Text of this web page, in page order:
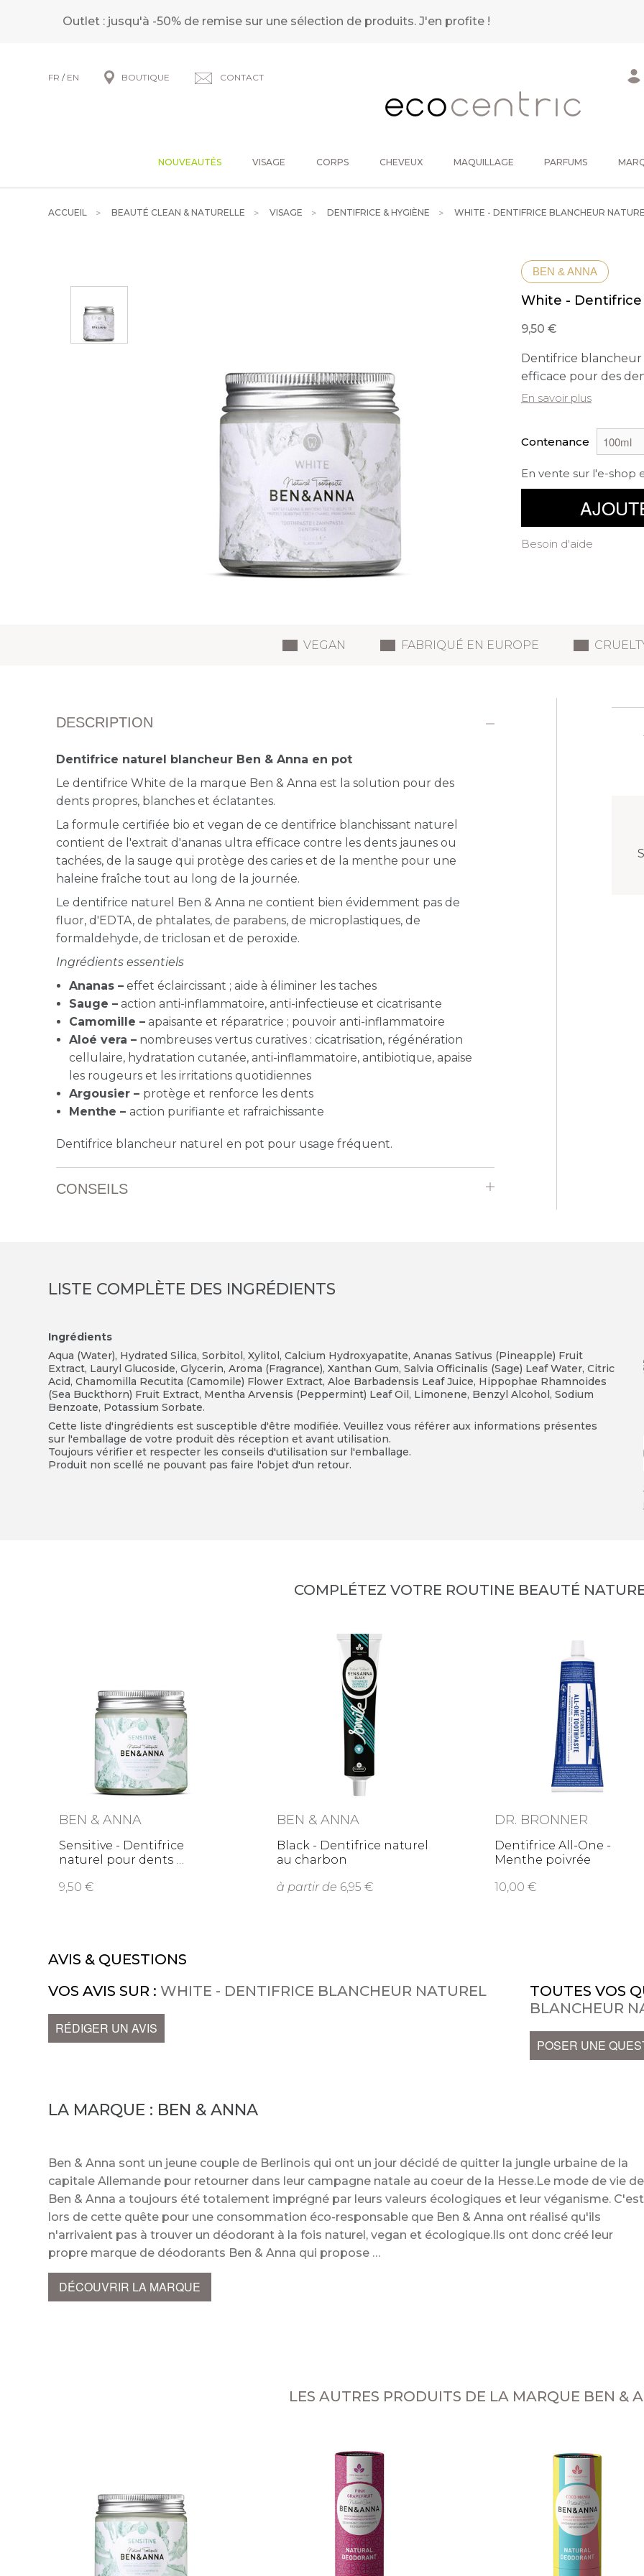
Outlet : jusqu'à -50% de remise sur une sélection de produits.J'en profite !
FR / EN BOUTIQUE CONTACT
NOUVEAUTÉS VISAGE CORPS CHEVEUX MAQUILLAGE PARFUMS
ACCUEIL BEAUTÉ CLEAN & NATURELLE VISAGE DENTIFRICE & HYGIÈNE WHITE - DENTIFRICE BLANCHEUR
BEN & ANNA
White -
9,50
Dentifrice
efficace pour des
En savoir plus
Contenance
En vente sur l'e-shop
Besoin d'aide
VEGAN FABRIQUÉ EN EUROPE
DESCRIPTION
Dentifrice naturel blancheur Ben & Anna en pot
Le dentifrice White de la marque Ben & Anna est la solution pour des
dents propres, blanches et éclatantes.
La formule certifiée bio et vegan de ce dentifrice blanchissant naturel
contient de l'extrait d'ananas ultra efficace contre les dents jaunes ou
tachées, de la sauge qui protège des caries et de la menthe pour une
haleine fraîche tout au long de la journée.
Le dentifrice naturel Ben & Anna ne contient bien évidemment pas de
fluor, d'EDTA, de phtalates, de parabens, de microplastiques, de
formaldehyde, de triclosan et de peroxide.
Ingrédients essentiels
Ananas –effet éclaircissant ; aide à éliminer les taches
Sauge –action anti-inflammatoire, anti-infectieuse et cicatrisante
Camomille –apaisante et réparatrice ; pouvoir anti-inflammatoire
Aloé vera –nombreuses vertus curatives : cicatrisation, régénération
cellulaire, hydratation cutanée, anti-inflammatoire, antibiotique, apaise
les rougeurs et les irritations quotidiennes
Argousier – protège et renforce les dents
Menthe – action purifiante et rafraichissante
Dentifrice blancheur naturel en pot pour usage fréquent.
CONSEILS
LISTE COMPLÈTE DES INGRÉDIENTS
Ingrédients
Aqua (Water), Hydrated Silica, Sorbitol, Xylitol, Calcium Hydroxyapatite, Ananas Sativus (Pineapple) Fruit
Extract, Lauryl Glucoside, Glycerin, Aroma (Fragrance), Xanthan Gum, Salvia Officinalis (Sage) Leaf Water, Citric
Acid, Chamomilla Recutita (Camomile) Flower Extract, Aloe Barbadensis Leaf Juice, Hippophae Rhamnoides
(Sea Buckthorn) Fruit Extract, Mentha Arvensis (Peppermint) Leaf Oil, Limonene, Benzyl Alcohol, Sodium
Benzoate, Potassium Sorbate.
Cette liste d'ingrédients est susceptible d'être modifiée. Veuillez vous référer aux informations présentes
sur l'emballage de votre produit dès réception et avant utilisation.
Toujours vérifier et respecter les conseils d'utilisation sur l'emballage.
Produit non scellé ne pouvant pas faire l'objet d'un retour.
COMPLÉTEZ VOTRE ROUTINE BEAUTÉ
BEN & ANNA
Sensitive - Dentifrice
naturel pour dents
9,50
BEN & ANNA
Black - Dentifrice naturel
au charbon
à partir de 6,95
DR. BRONNER
Dentifrice All-One -
Menthe poivrée
10,00
AVIS & QUESTIONS
VOS AVIS SUR :WHITE - DENTIFRICE BLANCHEUR NATUREL
RÉDIGER UN AVIS
TOUTES VOS
BLANCHEUR
POSER UNE
LA MARQUE : BEN & ANNA
Ben & Anna sont un jeune couple de Berlinois qui ont un jour décidé de quitter la jungle urbaine de la
capitale Allemande pour retourner dans leur campagne natale au coeur de la Hesse.Le mode de vie de
Ben & Anna a toujours été totalement imprégné par leurs valeurs écologiques et leur véganisme. C'est
lors de cette quête pour une consommation éco-responsable que Ben & Anna ont réalisé qu'ils
n'arrivaient pas à trouver un déodorant à la fois naturel, vegan et écologique.Ils ont donc créé leur
propre marque de déodorants Ben & Anna qui propose
DÉCOUVRIR LA MARQUE
LES AUTRES PRODUITS DE LA MARQUE BEN &